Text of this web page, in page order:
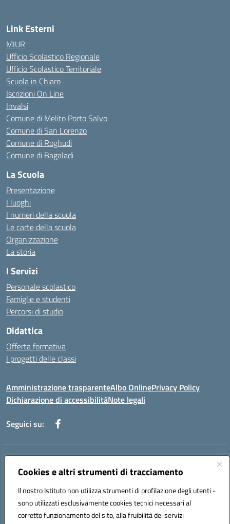
Cookies e altri strumenti di tracciamento
Il nostro Istituto non utilizza strumenti di profilazione degli utenti -
sono utilizzati esclusivamente cookies tecnici necessari al
corretto funzionamento del sito, alla fruibilità dei servizi
Link Esterni
MIUR
Ufficio Scolastico Regionale
Ufficio Scolastico Territoriale
Scuola in Chiaro
Iscrizioni On Line
Invalsi
Comune di Melito Porto Salvo
Comune di San Lorenzo
Comune di Roghudi
Comune di Bagaladi
La Scuola
Presentazione
I luoghi
I numeri della scuola
Le carte della scuola
Organizzazione
La storia
I Servizi
Personale scolastico
Famiglie e studenti
Percorsi di studio
Didattica
Offerta formativa
I progetti delle classi
Amministrazione trasparenteAlbo OnlinePrivacy Policy
Dichiarazione di accessibilitàNote legali
Seguici su:
Indirizzo:
Centralino:+39 0965 78 12 60 Email:rcic841003@istruzione.it
Codice fiscale: 92034530805
Codice meccanografico:
rcic841003
Codice Indice delle Pubbliche Amministrazioni (IPA): istsc_rcic841003